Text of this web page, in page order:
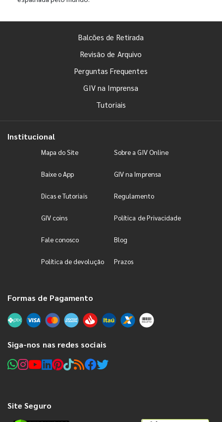
Balcões de Retirada
Revisão de Arquivo
Perguntas Frequentes
GIV na Imprensa
Tutoriais
Institucional
Mapa do Site Sobre a GIV Online
Baixe o App GIV na Imprensa
Dicas e Tutoriais Regulamento
GIV coins Política de Privacidade
Fale conosco Blog
Política de devolução Prazos
Formas de Pagamento
Siga-nos nas redes sociais
Site Seguro